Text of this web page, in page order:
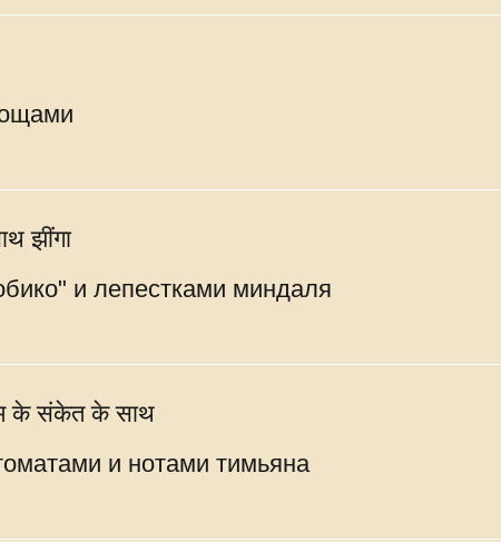
झींगा
и лепестками миндаля
के संकेत के साथ
и нотами тимьяна